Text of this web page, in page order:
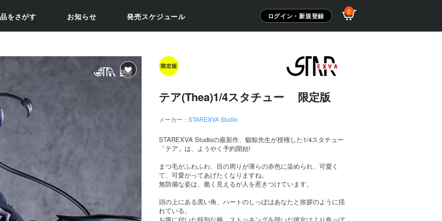
をさがす お知らせ 発売スケジュール ログイン・新規登録
0
テア(Thea)1/4スタチュー 限定版
メーカー：STAREXVA Studio
STAREXVA Studioの最新作、貓鯨先生が授権した1/4スタチュー
「テア」は、ようやく予約開始!
まつ毛がふわふわ、目の周りが薄らの赤色に染められ、可愛く
て、可愛がってあげたくなりますね。
無防備な姿は、脆く見えるが人を惹きつけています。
頭の上にある黒い角、ハートのしっぽはあなたと挨拶のように揺
れている。